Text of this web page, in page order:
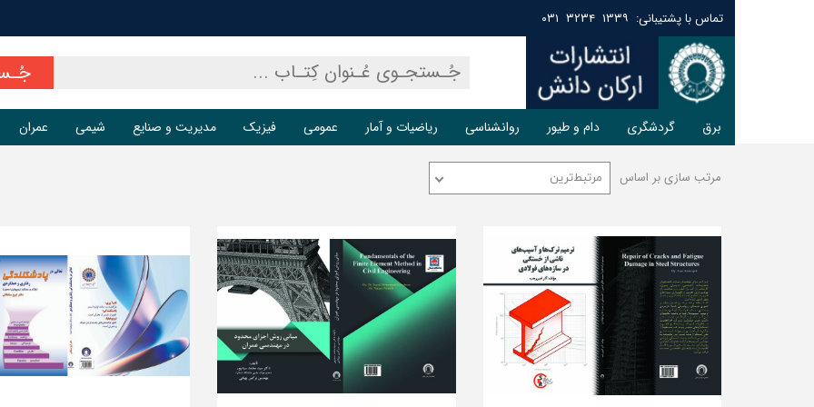
برق گردشگری دام و طیور روانشناسی ریاضیات و آمار عمومی فیزیک مدیریت و صنایع شیمی عمران
تماس با پشتیبانی: ۱۳۳۹ ۳۲۳۴ ۰۳۱
مرتب سازی بر اساس مرتبط‌ترین